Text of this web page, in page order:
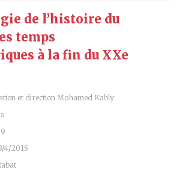
de l’histoire du
temps
à la fin du XXe
et direction Mohamed Kably
4/2015